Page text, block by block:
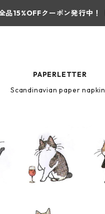
品15%OFFクーポン発行中！
PAPERLETTER
Scandinavian paper